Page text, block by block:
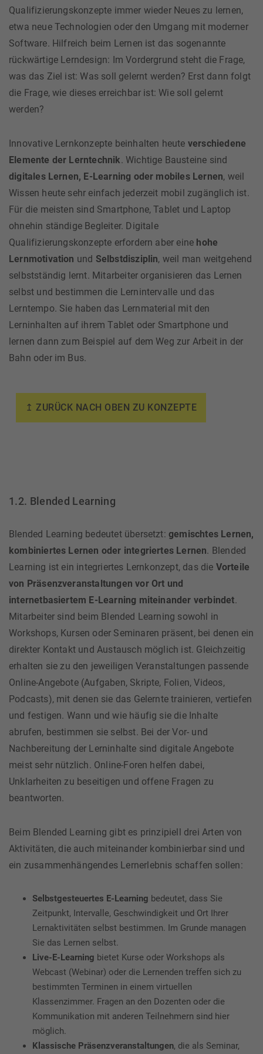
Qualifizierungskonzepte immer wieder Neues zu lernen,
etwa neue Technologien oder den Umgang mit moderner
Software. Hilfreich beim Lernen ist das sogenannte
rückwärtige Lerndesign: Im Vordergrund steht die Frage,
was das Ziel ist: Was soll gelernt werden? Erst dann folgt
die Frage, wie dieses erreichbar ist: Wie soll gelernt
werden?
Innovative Lernkonzepte beinhalten heute verschiedene
Elemente der Lerntechnik. Wichtige Bausteine sind
digitales Lernen, E-Learning oder mobiles Lernen, weil
Wissen heute sehr einfach jederzeit mobil zugänglich ist.
Für die meisten sind Smartphone, Tablet und Laptop
ohnehin ständige Begleiter. Digitale
Qualifizierungskonzepte erfordern aber eine hohe
Lernmotivation und Selbstdisziplin, weil man weitgehend
selbstständig lernt. Mitarbeiter organisieren das Lernen
selbst und bestimmen die Lernintervalle und das
Lerntempo. Sie haben das Lernmaterial mit den
Lerninhalten auf ihrem Tablet oder Smartphone und
lernen dann zum Beispiel auf dem Weg zur Arbeit in der
Bahn oder im Bus.
↥ ZURÜCK NACH OBEN ZU KONZEPTE
1.2. Blended Learning
Blended Learning bedeutet übersetzt:gemischtes Lernen,
kombiniertes Lernen oder integriertes Lernen. Blended
Learning ist ein integriertes Lernkonzept, das die Vorteile
von Präsenzveranstaltungen vor Ort und
internetbasiertem E-Learning miteinander verbindet.
Mitarbeiter sind beim Blended Learning sowohl in
Workshops, Kursen oder Seminaren präsent, bei denen ein
direkter Kontakt und Austausch möglich ist. Gleichzeitig
erhalten sie zu den jeweiligen Veranstaltungen passende
Online-Angebote (Aufgaben, Skripte, Folien, Videos,
Podcasts), mit denen sie das Gelernte trainieren, vertiefen
und festigen. Wann und wie häufig sie die Inhalte
abrufen, bestimmen sie selbst. Bei der Vor- und
Nachbereitung der Lerninhalte sind digitale Angebote
meist sehr nützlich. Online-Foren helfen dabei,
Unklarheiten zu beseitigen und offene Fragen zu
beantworten.
Beim Blended Learning gibt es prinzipiell drei Arten von
Aktivitäten, die auch miteinander kombinierbar sind und
ein zusammenhängendes Lernerlebnis schaffen sollen:
Selbstgesteuertes E-Learning bedeutet, dass Sie
Zeitpunkt, Intervalle, Geschwindigkeit und Ort Ihrer
Lernaktivitäten selbst bestimmen. Im Grunde managen
Sie das Lernen selbst.
Live-E-Learning bietet Kurse oder Workshops als
Webcast (Webinar) oder die Lernenden treffen sich zu
bestimmten Terminen in einem virtuellen
Klassenzimmer. Fragen an den Dozenten oder die
Kommunikation mit anderen Teilnehmern sind hier
möglich.
Klassische Präsenzveranstaltungen, die als Seminar,